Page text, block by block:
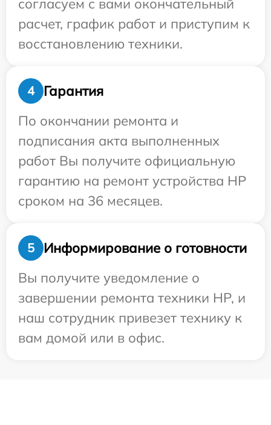
согласуем с вами окончательный
расчет, график работ и приступим к
восстановлению техники.
4
Гарантия
По окончании ремонта и
подписания акта выполненных
работ Вы получите официальную
гарантию на ремонт устройства HP
сроком на 36 месяцев.
5
Информирование о готовности
Вы получите уведомление о
завершении ремонта техники HP, и
наш сотрудник привезет технику к
вам домой или в офис.